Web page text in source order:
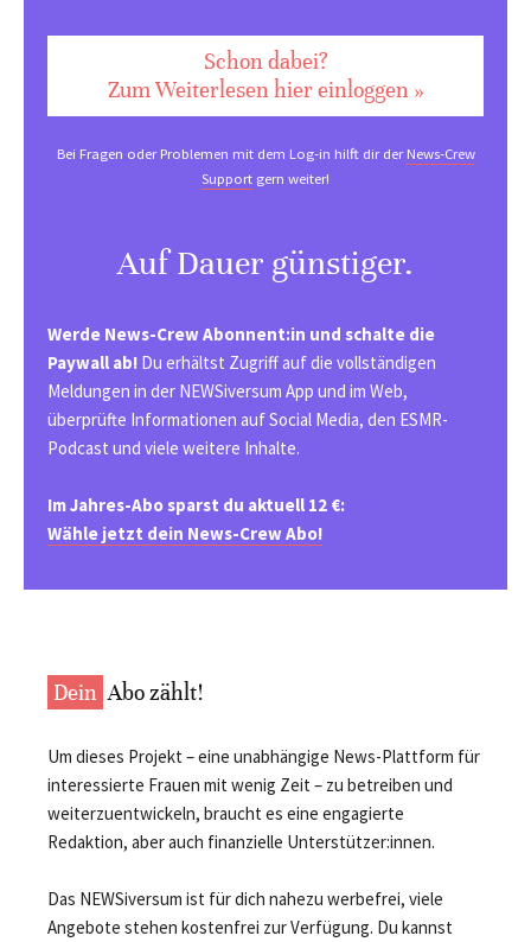
Schon dabei?
Zum Weiterlesen hier einloggen »
Bei Fragen oder Problemen mit dem Log-in hilft dir derNews-Crew
Support gern weiter!
Auf Dauer günstiger.
Werde News-Crew Abonnent:in und schalte die
Paywall ab! Du erhältst Zugriff auf die vollständigen
Meldungen in der NEWSiversum App und im Web,
überprüfte Informationen auf Social Media, den ESMR-
Podcast und viele weitere Inhalte.
Im Jahres-Abo sparst du aktuell 12 €:
Wähle jetzt dein News-Crew Abo!
Dein Abo zählt!
Um dieses Projekt – eine unabhängige News-Plattform für
interessierte Frauen mit wenig Zeit – zu betreiben und
weiterzuentwickeln, braucht es eine engagierte
Redaktion, aber auch finanzielle Unterstützer:innen.
Das NEWSiversum ist für dich nahezu werbefrei, viele
Angebote stehen kostenfrei zur Verfügung. Du kannst